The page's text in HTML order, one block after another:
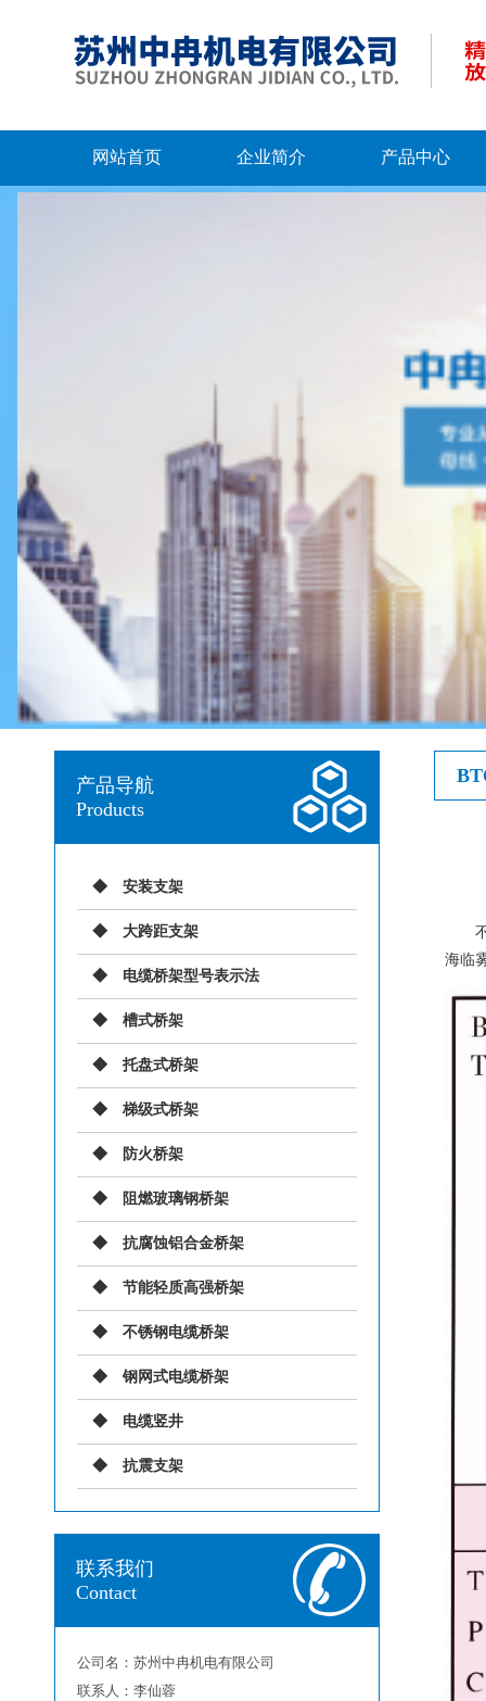
网站首页 企业简介 产品中心
产品导航
Products
安装支架
大跨距支架
电缆桥架型号表示法
槽式桥架
托盘式桥架
梯级式桥架
防火桥架
阻燃玻璃钢桥架
抗腐蚀铝合金桥架
节能轻质高强桥架
不锈钢电缆桥架
钢网式电缆桥架
电缆竖井
抗震支架
联系我们
Contact
公司名：苏州中冉机电有限公司
联系人：李仙蓉
不
海临